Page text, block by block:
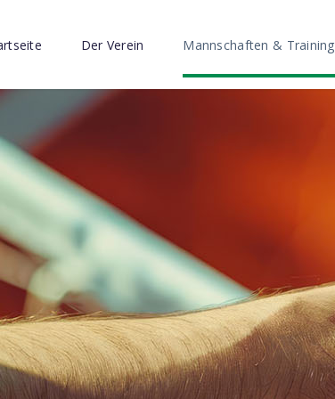
Der Verein Mannschaften & Training